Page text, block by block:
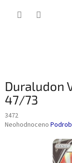
Duraludon
47/73
3472
Průměrné
Neohodnoceno